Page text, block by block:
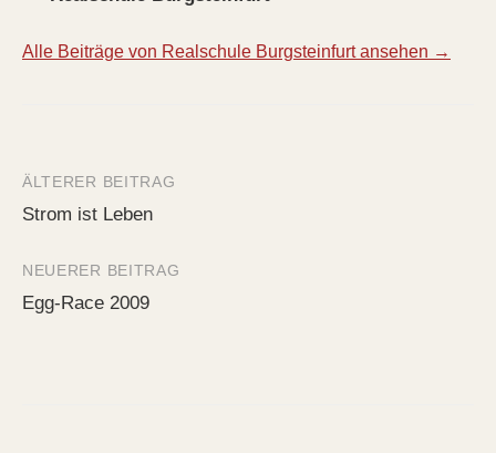
Alle Beiträge von Realschule Burgsteinfurt ansehen →
Beitrags-
Navigation
ÄLTERER BEITRAG
Strom ist Leben
NEUERER BEITRAG
Egg-Race 2009